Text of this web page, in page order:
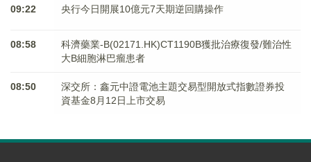
09:22 央行今日開展10億元7天期逆回購操作
08:58
科濟藥業-B(02171.HK)CT1190B獲批治療復發/難治性
大B細胞淋巴瘤患者
08:50
深交所：鑫元中證電池主題交易型開放式指數證券投
資基金8月12日上市交易